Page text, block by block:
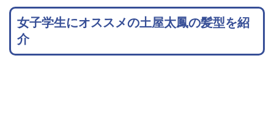
女子学生にオススメの土屋太鳳の髪型を紹
介